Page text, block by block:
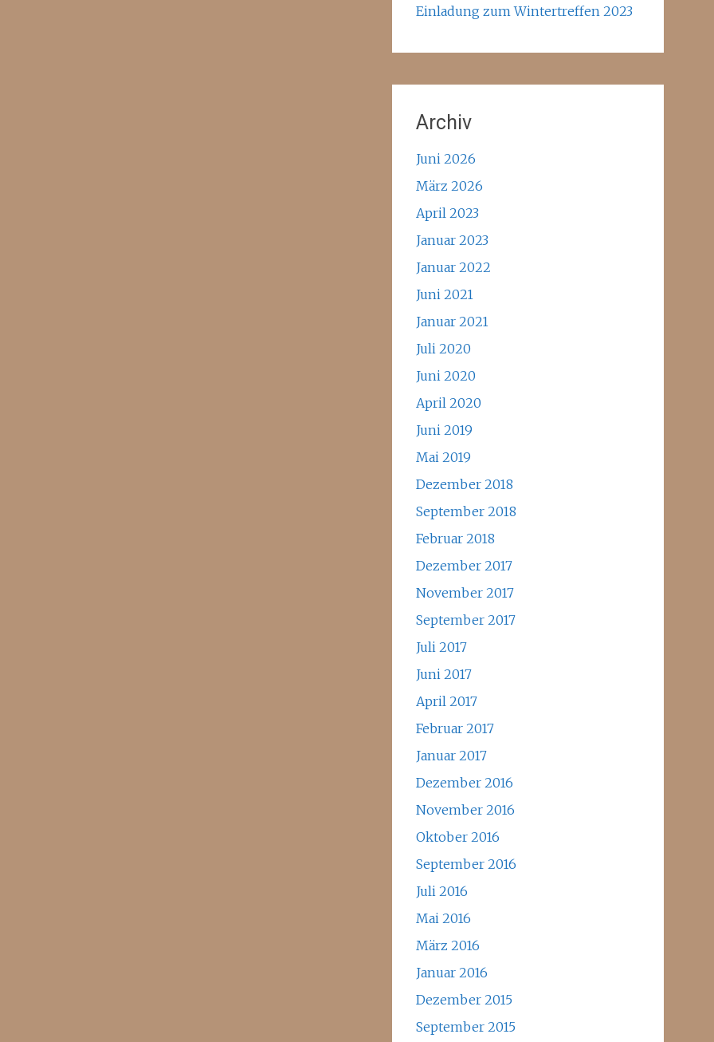
Einladung zum Wintertreffen 2023
Archiv
Juni 2026
März 2026
April 2023
Januar 2023
Januar 2022
Juni 2021
Januar 2021
Juli 2020
Juni 2020
April 2020
Juni 2019
Mai 2019
Dezember 2018
September 2018
Februar 2018
Dezember 2017
November 2017
September 2017
Juli 2017
Juni 2017
April 2017
Februar 2017
Januar 2017
Dezember 2016
November 2016
Oktober 2016
September 2016
Juli 2016
Mai 2016
März 2016
Januar 2016
Dezember 2015
September 2015